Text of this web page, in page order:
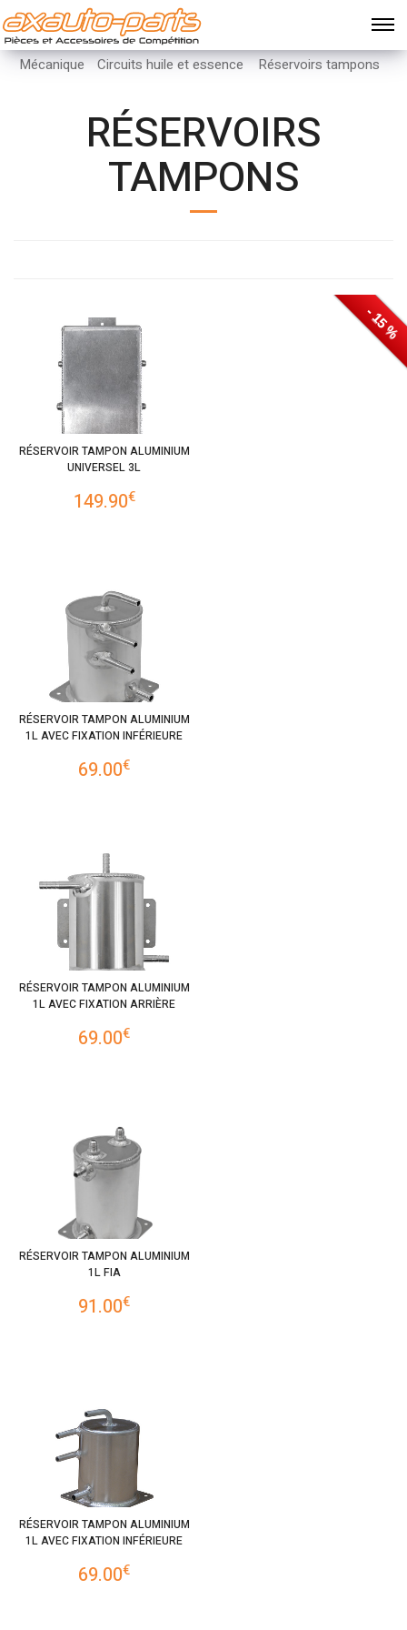
Mécanique Circuits huile et essence Réservoirs tampons
RÉSERVOIRS
TAMPONS
RÉSERVOIR TAMPON ALUMINIUM
UNIVERSEL 3L
149.90€
RÉSERVOIR TAMPON ALUMINIUM
1L AVEC FIXATION INFÉRIEURE
69.00€
RÉSERVOIR TAMPON ALUMINIUM
1L AVEC FIXATION ARRIÈRE
69.00€
RÉSERVOIR TAMPON ALUMINIUM
1L FIA
91.00€
RÉSERVOIR TAMPON ALUMINIUM
1L AVEC FIXATION INFÉRIEURE
69.00€
- 25 %
- 15 %
- 15 %